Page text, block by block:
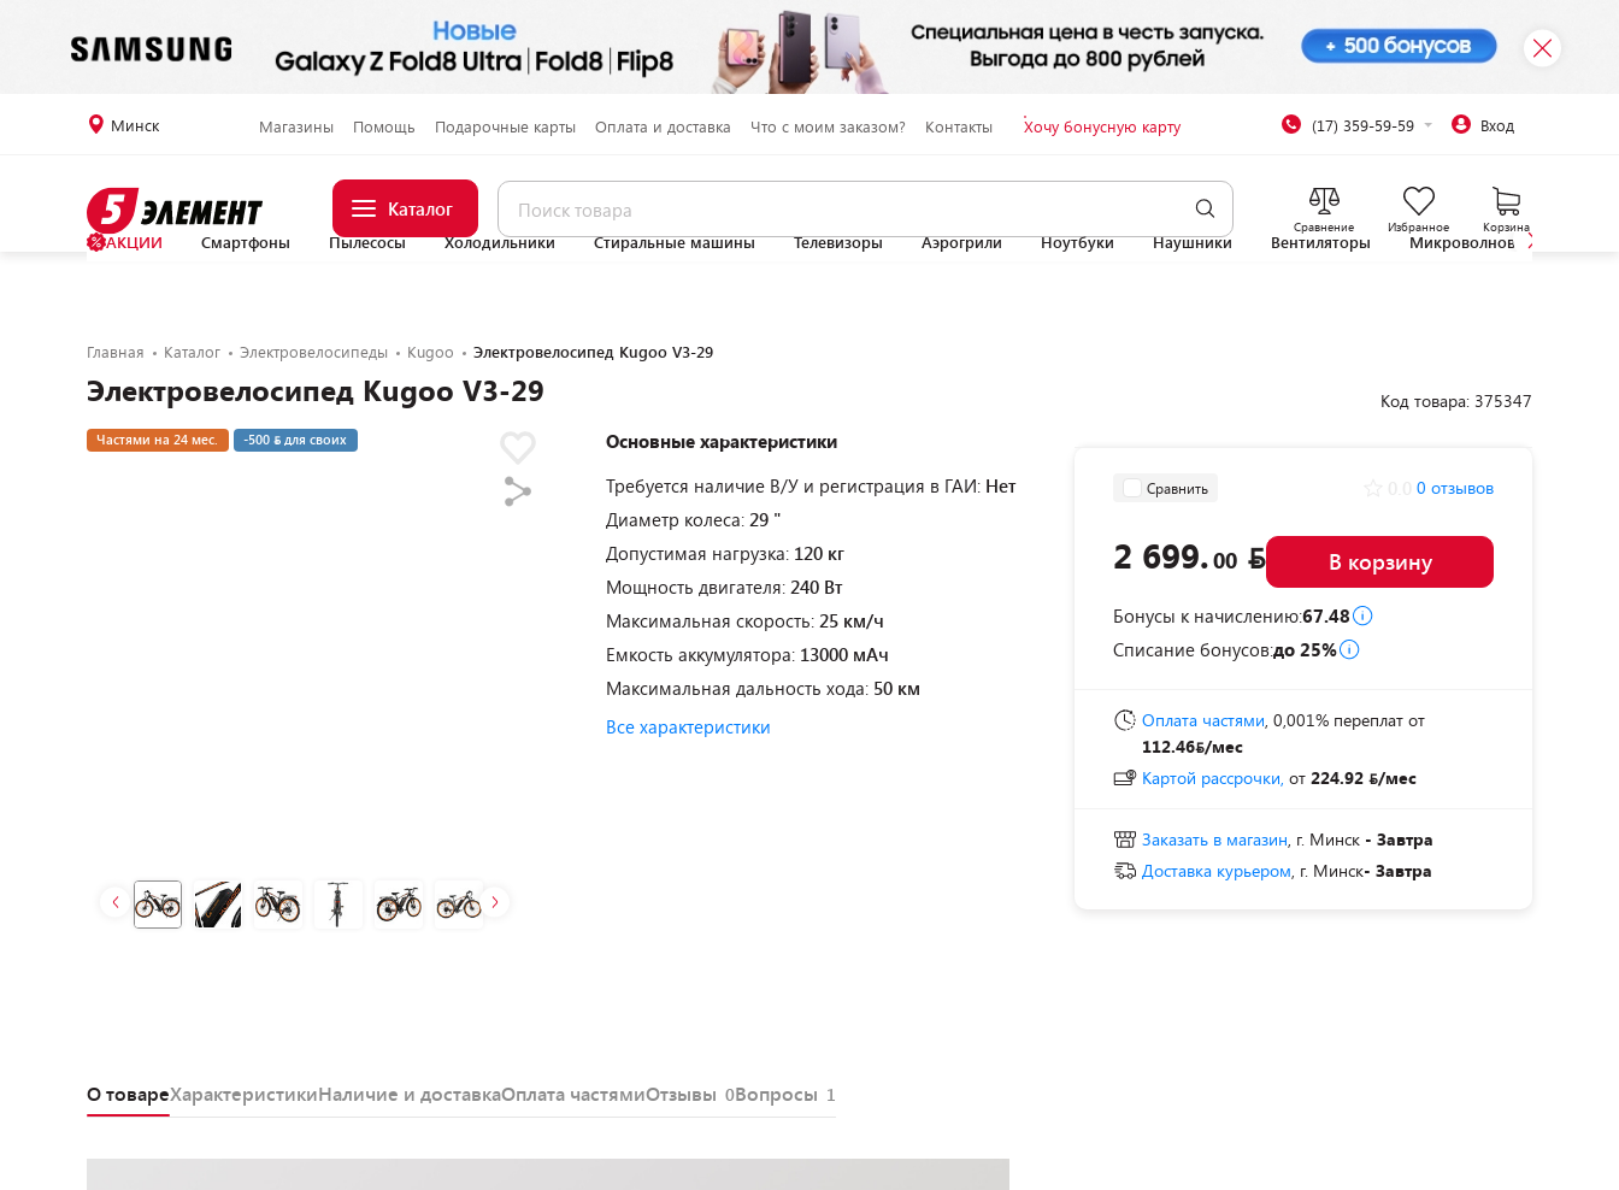
Минск Магазины Помощь Подарочные карты Оплата и доставка Что с моим заказом? Контакты Хочу бонусную карту (17) 359-59-59 Вход
Каталог
Сравнение Избранное Корзина
АКЦИИ Смартфоны Пылесосы Холодильники Стиральные машины Телевизоры Аэрогрили Ноутбуки Наушники Вентиляторы Микроволновые печи
Главная Каталог Электровелосипеды Kugoo Электровелосипед Kugoo V3-29
Электровелосипед Kugoo V3-29
Частями на 24 мес. -500 для своих
Основные характеристики
Требуется наличие В/У и регистрация в ГАИ: Нет
Диаметр колеса: 29 "
Допустимая нагрузка: 120 кг
Мощность двигателя: 240 Вт
Максимальная скорость: 25 км/ч
Емкость аккумулятора: 13000 мАч
Максимальная дальность хода: 50 км
Все характеристики
Код товара: 375347
Сравнить 0 отзывов
2 699.00 В корзину
Бонусы к начислению:67.48
Списание бонусов:до 25%
Оплата частями, 0,001% переплат от
112.46 /мес
Картой рассрочки, от 224.92 /мес
Заказать в магазин, г. Минск - Завтра
Доставка курьером, г. Минск- Завтра
О товареХарактеристикиНаличие и доставкаОплата частямиОтзывы 0Вопросы 1